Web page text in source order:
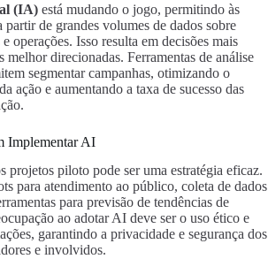
(IA) está mudando o jogo, permitindo às
de grandes volumes de dados sobre
operações. Isso resulta em decisões mais
melhor direcionadas. Ferramentas de análise
segmentar campanhas, otimizando o
ação e aumentando a taxa de sucesso das
Implementar AI
projetos piloto pode ser uma estratégia eficaz.
para atendimento ao público, coleta de dados
para previsão de tendências de
ao adotar AI deve ser o uso ético e
garantindo a privacidade e segurança dos
e involvidos.